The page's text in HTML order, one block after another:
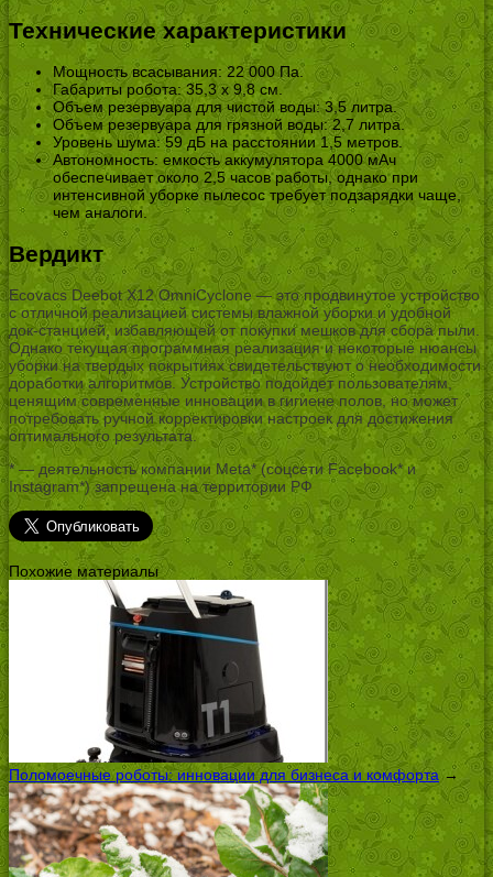
Технические характеристики
Мощность всасывания: 22 000 Па.
Габариты робота: 35,3 x 9,8 см.
Объем резервуара для чистой воды: 3,5 литра.
Объем резервуара для грязной воды: 2,7 литра.
Уровень шума: 59 дБ на расстоянии 1,5 метров.
Автономность: емкость аккумулятора 4000 мАч
обеспечивает около 2,5 часов работы, однако при
интенсивной уборке пылесос требует подзарядки чаще,
чем аналоги.
Вердикт
Ecovacs Deebot X12 OmniCyclone — это продвинутое устройство
с отличной реализацией системы влажной уборки и удобной
док-станцией, избавляющей от покупки мешков для сбора пыли.
Однако текущая программная реализация и некоторые нюансы
уборки на твердых покрытиях свидетельствуют о необходимости
доработки алгоритмов. Устройство подойдет пользователям,
ценящим современные инновации в гигиене полов, но может
потребовать ручной корректировки настроек для достижения
оптимального результата.
* — деятельность компании Meta* (соцсети Facebook* и
Instagram*) запрещена на территории РФ
Похожие материалы
Поломоечные роботы: инновации для бизнеса и комфорта →